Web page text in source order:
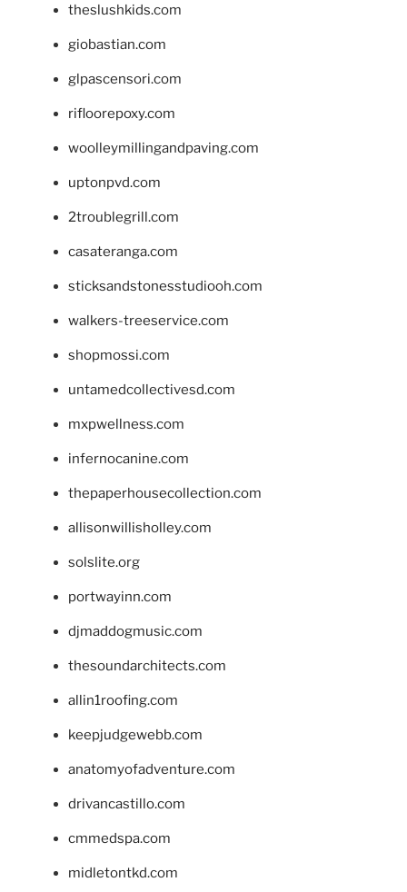
theslushkids.com
giobastian.com
glpascensori.com
rifloorepoxy.com
woolleymillingandpaving.com
uptonpvd.com
2troublegrill.com
casateranga.com
sticksandstonesstudiooh.com
walkers-treeservice.com
shopmossi.com
untamedcollectivesd.com
mxpwellness.com
infernocanine.com
thepaperhousecollection.com
allisonwillisholley.com
solslite.org
portwayinn.com
djmaddogmusic.com
thesoundarchitects.com
allin1roofing.com
keepjudgewebb.com
anatomyofadventure.com
drivancastillo.com
cmmedspa.com
midletontkd.com